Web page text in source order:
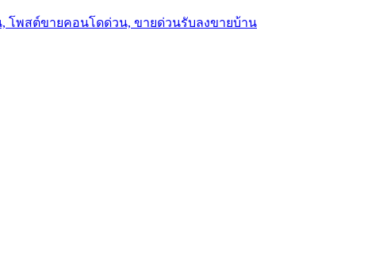
โพสต์ขายคอนโดด่วน, ขายด่วนรับลงขายบ้าน